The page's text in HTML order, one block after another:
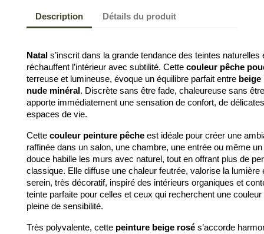
Description Détails du produit
Natal s’inscrit dans la grande tendance des teintes naturelles
réchauffent l’intérieur avec subtilité. Cette couleur pêche
terreuse et lumineuse, évoque un équilibre parfait entre beige
nude minéral . Discrète sans être fade, chaleureuse sans
apporte immédiatement une sensation de confort, de
espaces de vie.
Cette couleur peinture pêche est idéale pour créer une
raffinée dans un salon, une chambre, une entrée ou même
douce habille les murs avec naturel, tout en offrant plus de
classique. Elle diffuse une chaleur feutrée, valorise la lumière
serein, très décoratif, inspiré des intérieurs organiques et
teinte parfaite pour celles et ceux qui recherchent une
pleine de sensibilité.
Très polyvalente, cette peinture beige rosé